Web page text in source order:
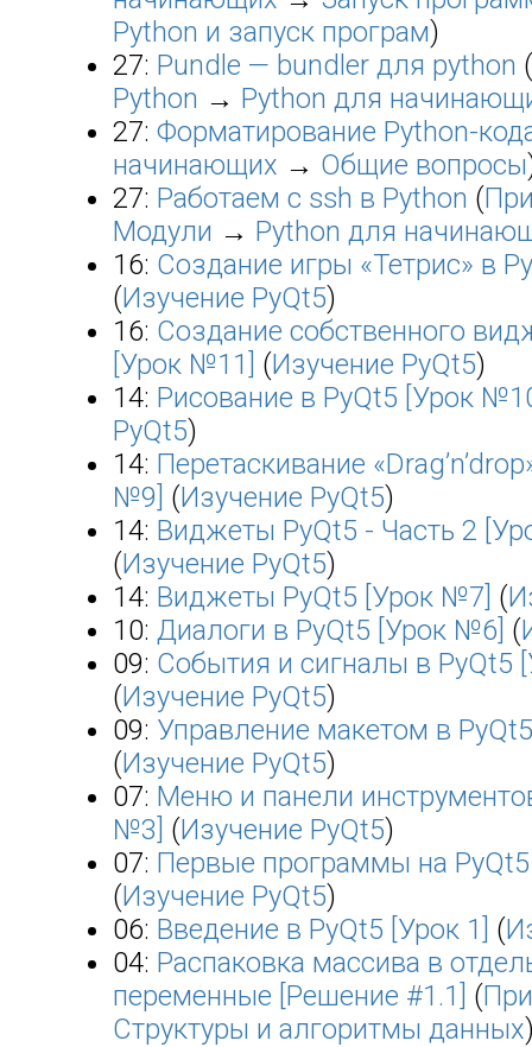
Python и запуск програм)
27: Pundle — bundler для python (
Python → Python для
27: Форматирование Python-
начинающих → Общие вопросы
27: Работаем с ssh в Python (
Модули → Python для
16: Создание игры «Тетрис» в
(Изучение PyQt5)
16: Создание собственного
[Урок №11]
(Изучение PyQt5)
14: Рисование в PyQt5 [Урок
PyQt5)
14: Перетаскивание
№9] (Изучение PyQt5)
14: Виджеты PyQt5 - Часть 2
(Изучение PyQt5)
14: Виджеты PyQt5 [Урок №7] (
10: Диалоги в PyQt5 [Урок №6] (
09: События и сигналы в PyQt5
(Изучение PyQt5)
09: Управление макетом в
(Изучение PyQt5)
07: Меню и панели
№3] (Изучение PyQt5)
07: Первые программы на
(Изучение PyQt5)
06: Введение в PyQt5 [Урок 1] (
04: Распаковка массива в
переменные [Решение #1.1]
(
Структуры и алгоритмы данных